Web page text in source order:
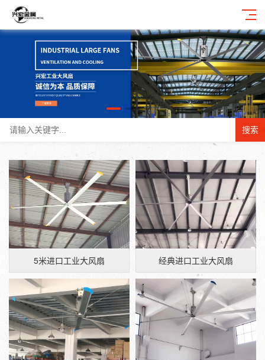
搜索
5米进口工业大风扇 经典进口工业大风扇